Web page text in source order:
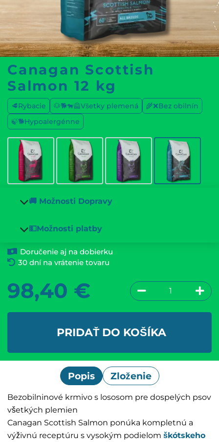
Canagan Scottish
Salmon 12 kg
🥩Rybacie 🐶🐕🐕‍🦺Všetky plemená
🌾❌Bez obilnín
🍃🐕Hypoalergénne
🚚 Možnosti Dopravy
💵Možnosti platby
Doručenie aj na dobierku
30 dní na vrátenie tovaru
98,40 €
PRIDAŤ DO KOŠÍKA
Popis Zloženie
Bezobilninové krmivo s lososom pre dospelých psov
všetkých plemien
Canagan Scottish Salmon ponúka kompletnú a
výživnú receptúru s vysokým podielom škótskeho